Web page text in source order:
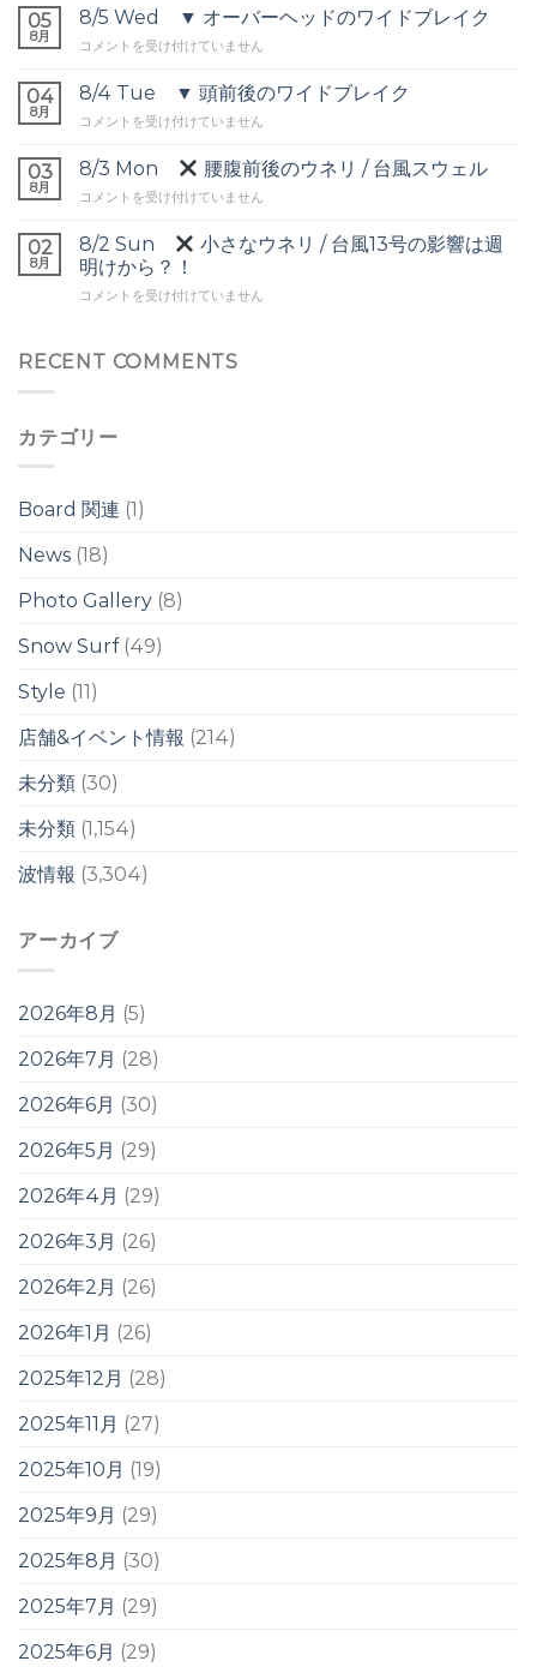
▼
前
の
ネ
は
05
8月
8/5 Wed ▼ オーバーヘッドのワイドブレイク
8/5
▼
ー
ー
ッ
の
ワ
イ
レ
イ
コメントを受け付けていません
04
8月
8/4 Tue ▼ 頭前後のワイドブレイク
8/4
▼
前
の
ワ
ド
イ
コメントを受け付けていません
03
8月
8/3 Mon 腰腹前後のウネリ / 台風スウェル
8/3
腰
腹
前
ウ
台
ウ
ェ
ル
は
コメントを受け付けていません
02
8月
8/2 Sun
小さなウネリ / 台風13号の影響は週
明けから？！
8/2
小
ネ
台
風
号
影
は
明
け
ら？！
コメントを受け付けていません
RECENT COMMENTS
カテゴリー
Board 関連 (1)
News (18)
Photo Gallery (8)
Snow Surf(49)
Style (11)
店舗&イベント情報 (214)
未分類 (30)
未分類 (1,154)
波情報 (3,304)
アーカイブ
2026年8月 (5)
2026年7月 (28)
2026年6月 (30)
2026年5月 (29)
2026年4月 (29)
2026年3月 (26)
2026年2月 (26)
2026年1月 (26)
2025年12月 (28)
2025年11月 (27)
2025年10月 (19)
2025年9月 (29)
2025年8月 (30)
2025年7月 (29)
2025年6月 (29)